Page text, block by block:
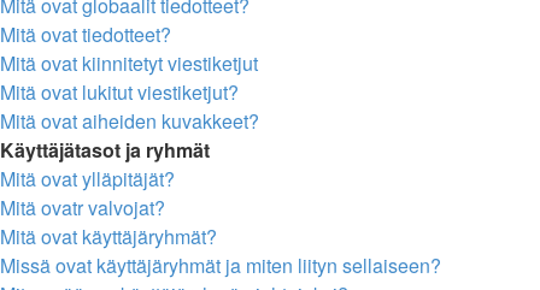
Mitä ovat tiedotteet?
Mitä ovat kiinnitetyt viestiketjut
Mitä ovat lukitut viestiketjut?
Mitä ovat aiheiden kuvakkeet?
Käyttäjätasot ja ryhmät
Mitä ovat ylläpitäjät?
Mitä ovatr valvojat?
Mitä ovat käyttäjäryhmät?
Missä ovat käyttäjäryhmät ja miten liityn sellaiseen?